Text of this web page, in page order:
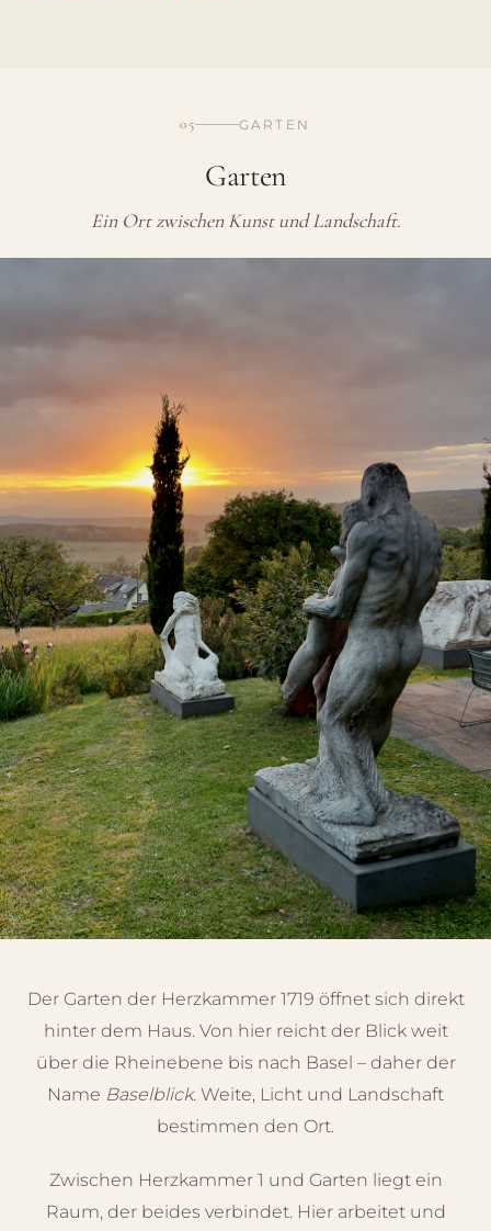
05 GARTEN
Garten
Ein Ort zwischen Kunst und Landschaft.
Der Garten der Herzkammer 1719 öffnet sich direkt
hinter dem Haus. Von hier reicht der Blick weit
über die Rheinebene bis nach Basel – daher der
Name Baselblick. Weite, Licht und Landschaft
bestimmen den Ort.
Zwischen Herzkammer 1 und Garten liegt ein
Raum, der beides verbindet. Hier arbeitet und